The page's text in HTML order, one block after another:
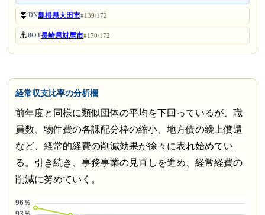
⏬DN島根県大田市#139/172
⚓BOT長崎県対馬市#170/172
経常収支比率の分析欄
前年度と同様に類似団体の平均を下回っているが、職
員数、物件費の各課配分枠の縮小、地方債の繰上償還
など、経常的経費の削減効果が徐々に表れ始めてい
る。引き続き、事務事業の見直しを進め、経常経費の
削減に努めていく。